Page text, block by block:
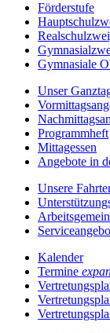
Förderstufe
Gymnasiale
Unser
Programmheft
Mittagessen
Angebote in
Unsere
Kalender
Termine